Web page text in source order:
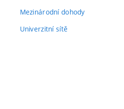
Mezinárodní dohody
Univerzitní sítě